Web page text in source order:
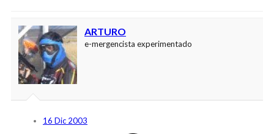
ARTURO
e-mergencista experimentado
16 Dic 2003